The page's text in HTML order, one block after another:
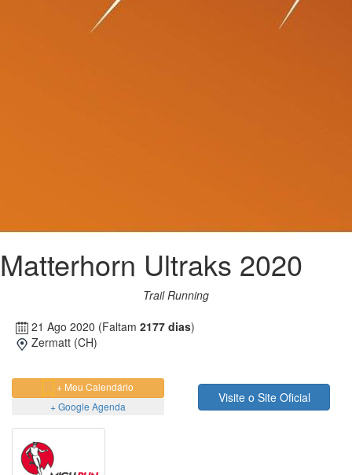
Matterhorn Ultraks 2020
Trail Running
21 Ago 2020 (Faltam 2177 dias)
Zermatt (CH)
+ Meu Calendário
+ Google Agenda
Visite o Site Oficial